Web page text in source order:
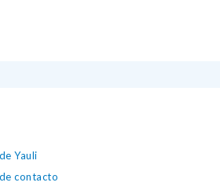
Yauli
contacto